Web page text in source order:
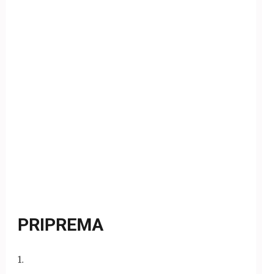
PRIPREMA
1.